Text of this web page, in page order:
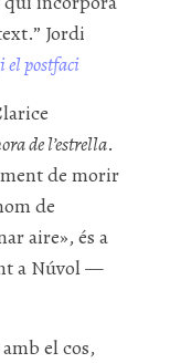
Jordi
el postfaci
de l’estrella.
de morir
de
aire», és a
a Núvol —
el cos,